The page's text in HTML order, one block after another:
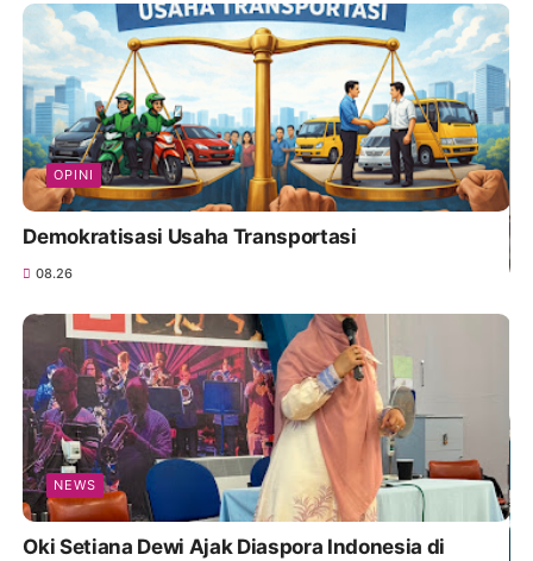
OPINI
Demokratisasi Usaha Transportasi
08.26
NEWS
Oki Setiana Dewi Ajak Diaspora Indonesia di